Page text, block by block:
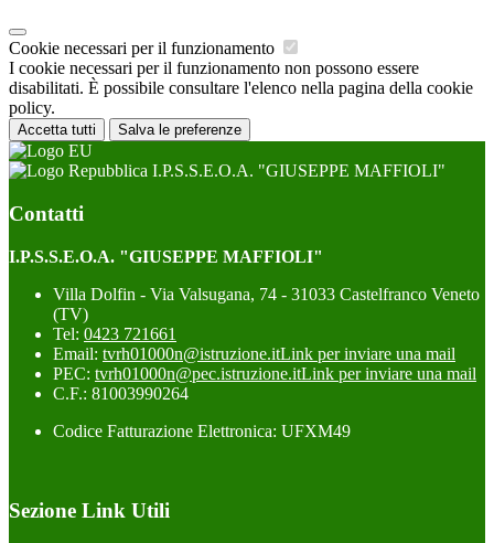
Cookie necessari per il funzionamento
I cookie necessari per il funzionamento non possono essere
disabilitati. È possibile consultare l'elenco nella pagina della cookie
policy.
Accetta tutti Salva le preferenze
I.P.S.S.E.O.A. "GIUSEPPE MAFFIOLI"
Contatti
I.P.S.S.E.O.A. "GIUSEPPE MAFFIOLI"
Villa Dolfin - Via Valsugana, 74 - 31033 Castelfranco Veneto
(TV)
Tel: 0423 721661
Email: tvrh01000n@istruzione.itLink per inviare una mail
PEC: tvrh01000n@pec.istruzione.itLink per inviare una mail
C.F.: 81003990264
Codice Fatturazione Elettronica: UFXM49
Sezione Link Utili